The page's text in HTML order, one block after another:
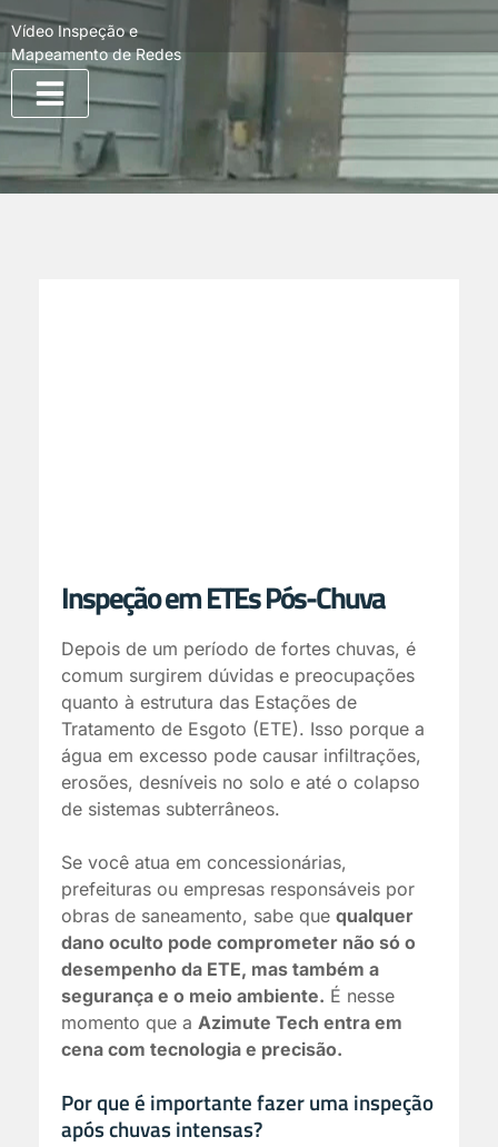
Vídeo Inspeção e
Mapeamento de Redes
Inspeção em ETEs Pós-Chuva
Depois de um período de fortes chuvas, é
comum surgirem dúvidas e preocupações
quanto à estrutura das Estações de
Tratamento de Esgoto (ETE). Isso porque a
água em excesso pode causar infiltrações,
erosões, desníveis no solo e até o colapso
de sistemas subterrâneos.
Se você atua em concessionárias,
prefeituras ou empresas responsáveis por
obras de saneamento, sabe que qualquer
dano oculto pode comprometer não só o
desempenho da ETE, mas também a
segurança e o meio ambiente. É nesse
momento que a Azimute Tech entra em
cena com tecnologia e precisão.
Por que é importante fazer uma inspeção
após chuvas intensas?